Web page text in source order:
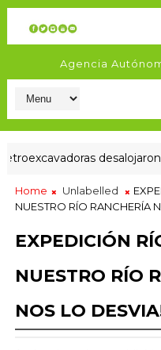
Agencia
desalojaron
Home Unlabelled
NUESTRO RÍO RANCHERÍA
EXPEDICIÓN
NUESTRO RÍO
NOS LO